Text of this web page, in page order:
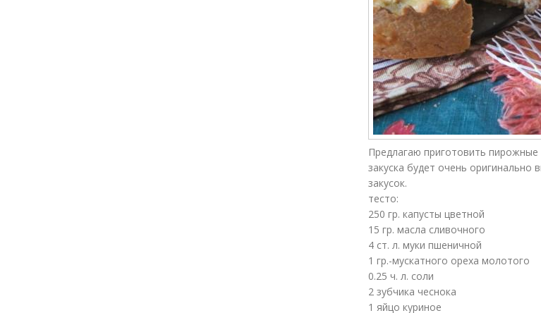
Предлагаю приготовить
закуска будет очень оригинально
закусок.
тесто:
250 гр. капусты цветной
15 гр. масла сливочного
4 ст. л. муки пшеничной
1 гр.-мускатного ореха молотого
0.25 ч. л. соли
2 зубчика чеснока
1 яйцо куриное